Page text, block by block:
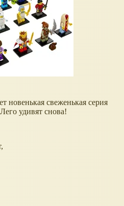
новенькая свеженькая серия
удивят снова!